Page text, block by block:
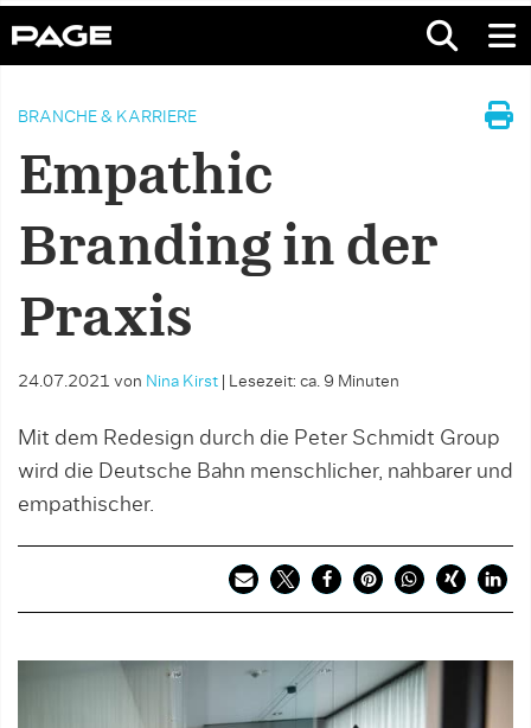
BRANCHE & KARRIERE
Empathic
Branding in der
Praxis
24.07.2021 von Nina Kirst Lesezeit: ca. 9 Minuten
Mit dem Redesign durch die Peter Schmidt Group
wird die Deutsche Bahn menschlicher, ­nahbarer und
empathischer.